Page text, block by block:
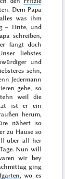
Dem Papa
was ihm
– Tinte, und
schreiben,
fängt doch
liebstes
und
sehn,
Jedermann
gehe, so
weil die
ist er ein
herum,
nähert so
zu Hause so
über all her
Nun will
wir bey
ging
, wo es